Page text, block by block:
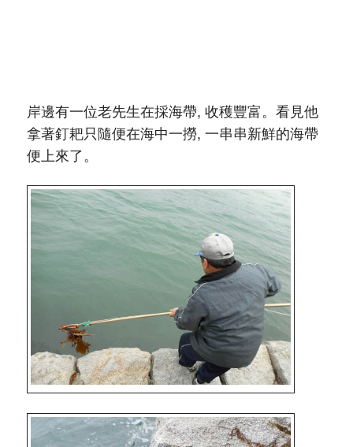
岸邊有一位老先生在採海帶, 收穫豐富。看見他
拿著釘耙只隨便在海中一撈, 一串串新鮮的海帶
便上來了。